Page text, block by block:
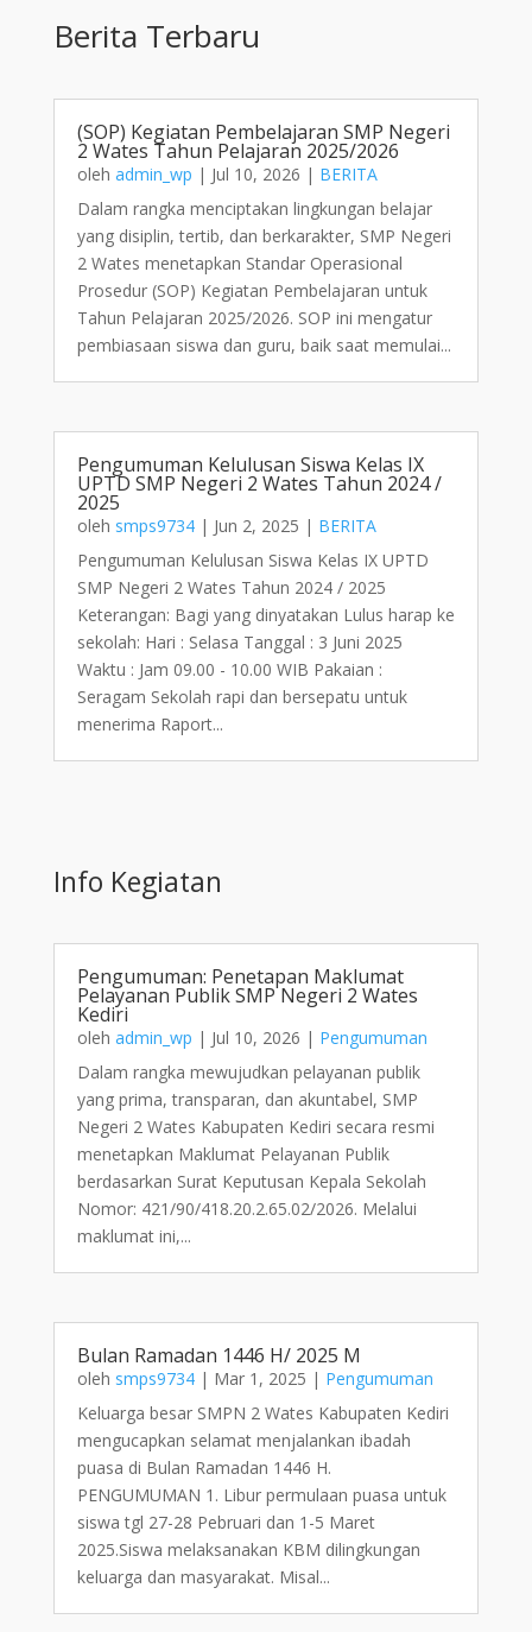
Berita Terbaru
(SOP) Kegiatan Pembelajaran SMP Negeri
2 Wates Tahun Pelajaran 2025/2026
oleh admin_wp | Jul 10, 2026 | BERITA
Dalam rangka menciptakan lingkungan belajar
yang disiplin, tertib, dan berkarakter, SMP Negeri
2 Wates menetapkan Standar Operasional
Prosedur (SOP) Kegiatan Pembelajaran untuk
Tahun Pelajaran 2025/2026. SOP ini mengatur
pembiasaan siswa dan guru, baik saat memulai...
Pengumuman Kelulusan Siswa Kelas IX
UPTD SMP Negeri 2 Wates Tahun 2024 /
2025
oleh smps9734| Jun 2, 2025 | BERITA
Pengumuman Kelulusan Siswa Kelas IX UPTD
SMP Negeri 2 Wates Tahun 2024 / 2025
Keterangan: Bagi yang dinyatakan Lulus harap ke
sekolah: Hari : Selasa Tanggal : 3 Juni 2025
Waktu : Jam 09.00 - 10.00 WIB Pakaian :
Seragam Sekolah rapi dan bersepatu untuk
menerima Raport...
Info Kegiatan
Pengumuman: Penetapan Maklumat
Pelayanan Publik SMP Negeri 2 Wates
Kediri
oleh admin_wp | Jul 10, 2026 | Pengumuman
Dalam rangka mewujudkan pelayanan publik
yang prima, transparan, dan akuntabel, SMP
Negeri 2 Wates Kabupaten Kediri secara resmi
menetapkan Maklumat Pelayanan Publik
berdasarkan Surat Keputusan Kepala Sekolah
Nomor: 421/90/418.20.2.65.02/2026. Melalui
maklumat ini,...
Bulan Ramadan 1446 H/ 2025 M
oleh smps9734| Mar 1, 2025 | Pengumuman
Keluarga besar SMPN 2 Wates Kabupaten Kediri
mengucapkan selamat menjalankan ibadah
puasa di Bulan Ramadan 1446 H.
PENGUMUMAN 1. Libur permulaan puasa untuk
siswa tgl 27-28 Pebruari dan 1-5 Maret
2025.Siswa melaksanakan KBM dilingkungan
keluarga dan masyarakat. Misal...